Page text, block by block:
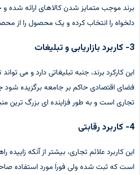
برند موجب متمایز شدن کالاهای ارائه شده
دلخواه را انتخاب کرده و یک محصول را از
3- کاربرد بازاریابی و تبلیغات
این کارکرد برند، جنبه تبلیغاتی دارد و می
فضای اقتصادی حاکم بر جامعه برگزیده
تجاری است و به طور فزاینده ای بزرگ
4- کاربرد رقابتی
این کاربرد علائم تجاری، بیشتر از آنکه
است که ثبت شده ولی فوراَ مورد استفاده